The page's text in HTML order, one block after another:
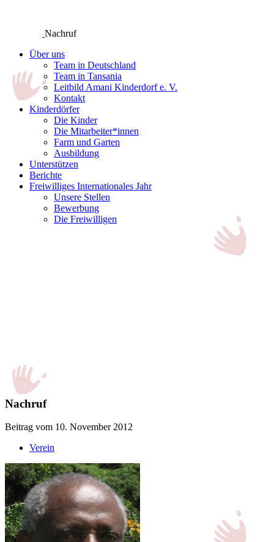
Nachruf
Über uns
Team in Deutschland
Team in Tansania
Leitbild Amani Kinderdorf e. V.
Kontakt
Kinderdörfer
Die Kinder
Die Mitarbeiter*innen
Farm und Garten
Ausbildung
Unterstützen
Berichte
Freiwilliges Internationales Jahr
Unsere Stellen
Bewerbung
Die Freiwilligen
Nachruf
Beitrag vom 10. November 2012
Verein